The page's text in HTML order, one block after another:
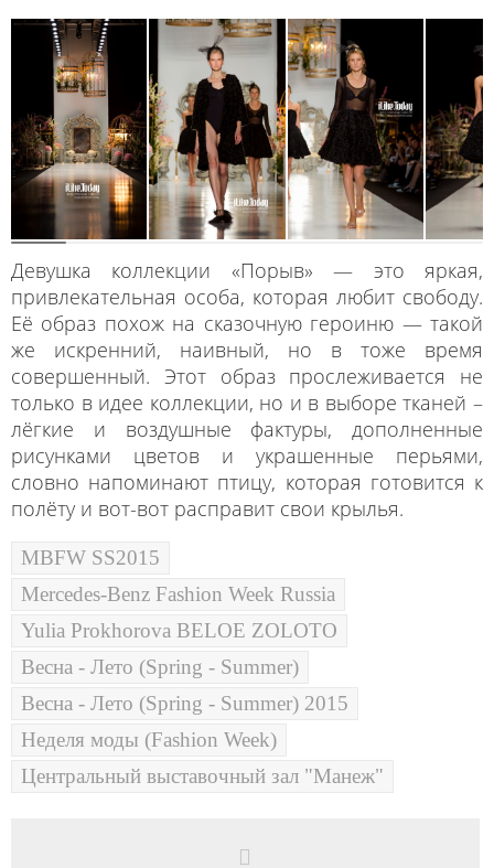
Девушка коллекции «Порыв» — это яркая,
привлекательная особа, которая любит свободу.
Её образ похож на сказочную героиню — такой
же искренний, наивный, но в тоже время
совершенный. Этот образ прослеживается не
только в идее коллекции, но и в выборе тканей –
лёгкие и воздушные фактуры, дополненные
рисунками цветов и украшенные перьями,
словно напоминают птицу, которая готовится к
полёту и вот-вот расправит свои крылья.
MBFW SS2015
Mercedes-Benz Fashion Week Russia
Yulia Prokhorova BELOE ZOLOTO
Весна - Лето (Spring - Summer)
Весна - Лето (Spring - Summer) 2015
Неделя моды (Fashion Week)
Центральный выставочный зал "Манеж"